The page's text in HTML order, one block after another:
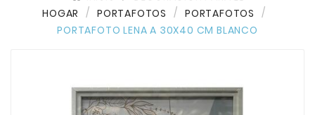
HOGAR
PORTAFOTOS
PORTAFOTOS
PORTAFOTO LENA A 30X40 CM BLANCO